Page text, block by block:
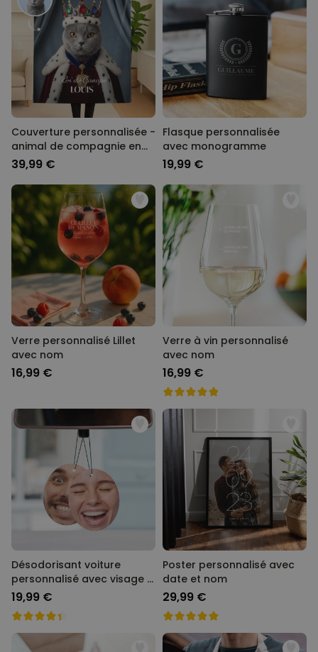
Couverture personnalisée -
animal de compagnie en
costume
39,99 €
Flasque personnalisée
avec monogramme
19,99 €
Verre personnalisé Lillet
avec nom
16,99 €
Verre à vin personnalisé
avec nom
16,99 €
Désodorisant voiture
personnalisé avec visage -
Lot de 2
19,99 €
Poster personnalisé avec
date et nom
29,99 €